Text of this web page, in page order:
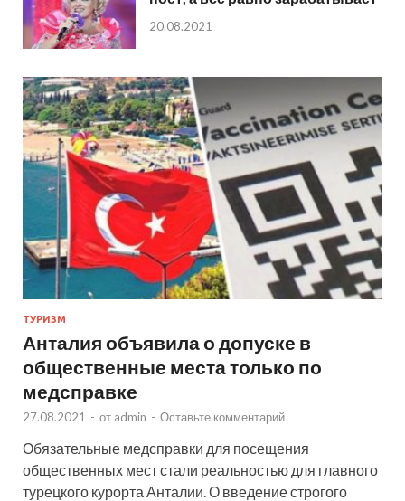
20.08.2021
ТУРИЗМ
Анталия объявила о допуске в
общественные места только по
медсправке
27.08.2021 - от admin - Оставьте комментарий
Обязательные медсправки для посещения
общественных мест стали реальностью для главного
турецкого курорта Анталии. О введение строгого